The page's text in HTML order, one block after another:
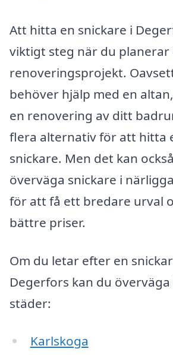
Att hitta en snickare i
viktigt steg när du
renoveringsprojekt.
behöver hjälp med en
en renovering av ditt
flera alternativ för att hitta
snickare. Men det kan
överväga snickare i
för att få ett bredare urval
bättre priser.
Om du letar efter en
Degerfors kan du
städer:
Karlskoga